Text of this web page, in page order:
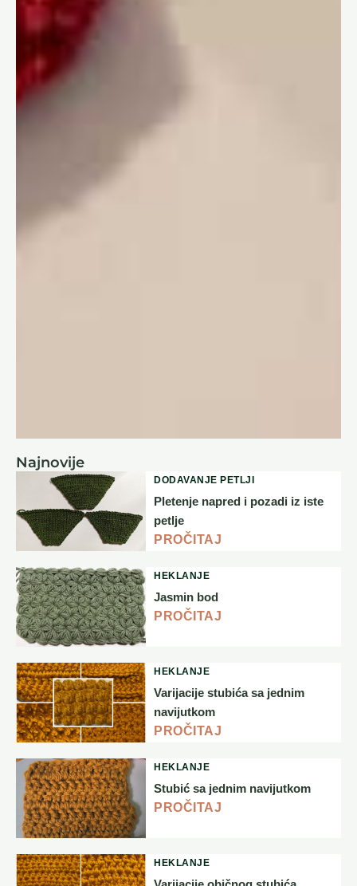
Najnovije
DODAVANJE PETLJI
Pletenje napred i pozadi iz iste
petlje
PROČITAJ
HEKLANJE
Jasmin bod
PROČITAJ
HEKLANJE
Varijacije stubića sa jednim
navijutkom
PROČITAJ
HEKLANJE
Stubić sa jednim navijutkom
PROČITAJ
HEKLANJE